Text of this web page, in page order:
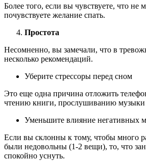
Более того, если вы чувствуете, что
почувствуете желание спать.
Простота
Несомненно, вы замечали, что в
несколько рекомендаций.
Уберите стрессоры перед сном
Это еще одна причина отложить
чтению книги, прослушиванию музыки
Уменьшите влияние негативных
Если вы склонны к тому, чтобы много
были недовольны (1-2 вещи), то, что
спокойно уснуть.